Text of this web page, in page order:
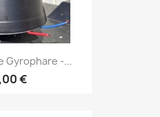
Gyrophare -...
€